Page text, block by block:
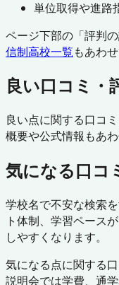
単位取得や進路
ページ下部の「評判
信制高校一覧もあわ
良い口コミ・
良い点に関する口コ
概要や公式情報もあ
気になる口コ
学校名で不安な検索
ト体制、学習ペース
しやすくなります。
気になる点に関する
説明会では学費、通